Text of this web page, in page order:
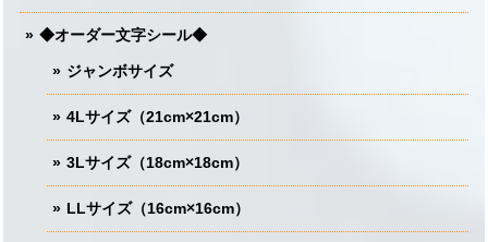
◆オーダー文字シール◆
ジャンボサイズ
4Lサイズ（21cm×21cm）
3Lサイズ（18cm×18cm）
LLサイズ（16cm×16cm）